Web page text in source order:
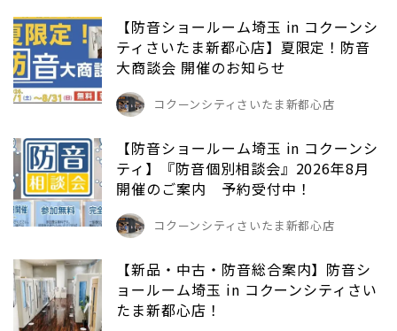
【防音ショールーム埼玉 in コクーンシ
ティさいたま新都心店】夏限定！防音
大商談会 開催のお知らせ
コクーンシティさいたま新都心店
【防音ショールーム埼玉 in コクーンシ
ティ】『防音個別相談会』2026年8月
開催のご案内 予約受付中！
コクーンシティさいたま新都心店
【新品・中古・防音総合案内】防音シ
ョールーム埼玉 in コクーンシティさい
たま新都心店！